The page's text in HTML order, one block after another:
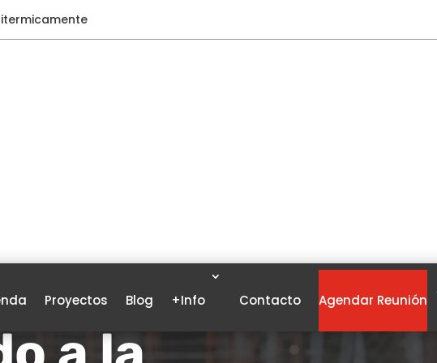
Proyectos Blog +Info Contacto Agendar Reunión